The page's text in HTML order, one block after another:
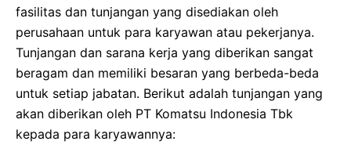
fasilitas dan tunjangan yang disediakan oleh
perusahaan untuk para karyawan atau pekerjanya.
Tunjangan dan sarana kerja yang diberikan sangat
beragam dan memiliki besaran yang berbeda-beda
untuk setiap jabatan. Berikut adalah tunjangan yang
akan diberikan oleh PT Komatsu Indonesia Tbk
kepada para karyawannya: